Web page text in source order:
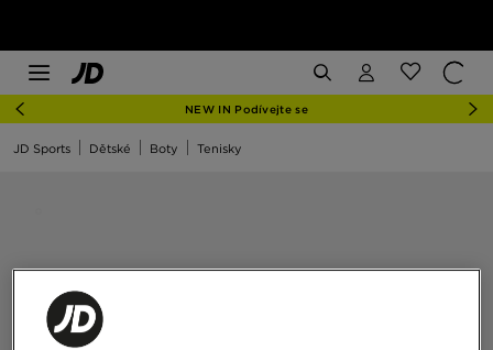
NEW IN Podívejte se
JD Sports Dětské Boty Tenisky